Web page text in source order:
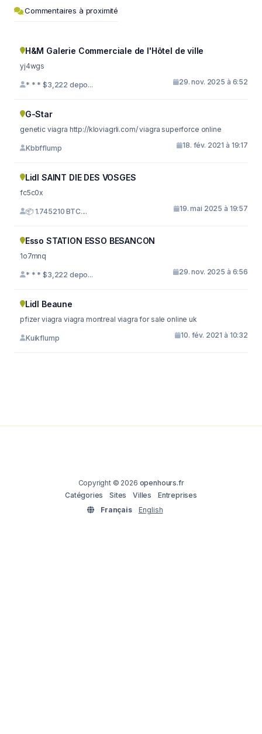
Commentaires à proximité
H&M Galerie Commerciale de l'Hôtel de ville
yj4wgs
* * * $3,222 depo... 29. nov. 2025 à 6:52
G-Star
genetic viagra http://kloviagrli.com/ viagra superforce online
Kbbfflump 18. fév. 2021 à 19:17
Lidl SAINT DIE DES VOSGES
fc5c0x
📦 1.745210 BTC.... 19. mai 2025 à 19:57
Esso STATION ESSO BESANCON
1o7mnq
* * * $3,222 depo... 29. nov. 2025 à 6:56
Lidl Beaune
pfizer viagra viagra montreal viagra for sale online uk
Kuikflump 10. fév. 2021 à 10:32
Copyright © 2026 openhours.fr
Catégories
Sites Villes
Entreprises
Français
English